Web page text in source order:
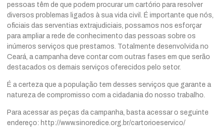
pessoas têm de que podem procurar um cartório para resolver
diversos problemas ligados à sua vida civil. É importante que nós,
oficiais das serventias extrajudiciais, possamos nos esforçar
para ampliar a rede de conhecimento das pessoas sobre os
inúmeros serviços que prestamos. Totalmente desenvolvida no
Ceará, a campanha deve contar com outras fases em que serão
destacados os demais serviços oferecidos pelo setor.
É a certeza que a população tem desses serviços que garante a
natureza de compromisso com a cidadania do nosso trabalho.
Para acessar as peças da campanha, basta acessar o seguinte
endereço: http://www.sinoredice.org.br/cartorioeservico/